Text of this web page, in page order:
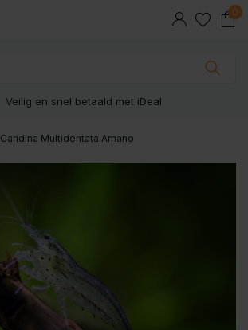
0
Veilig en snel betaald met iDeal
Caridina Multidentata Amano